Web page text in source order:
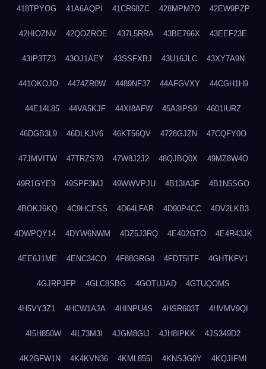
418TPYOG 41A6AQPI 41CR68ZC 428MPM7O 42EW9PZP
42HIOZNV 42QOZROE 437L5RRA 43BE766X 43EEF23E
43IP3TZ3 43OJ1AEY 43SSFXBJ 43U16JLC 43XY7A9N
441OKOJO 4474ZR0W 4489NF37 44AFGVXY 44CGH1H9
44E14L85 44VA5KJF 44XI8AFW 45A3IPS9 4601IURZ
46DGB3L9 46DLKJV6 46KT56QV 4728GJZN 47CQFY0O
47JMVITW 47TRZS70 47W8J2J2 48QJBQ0X 49MZ8W4O
49R1GYE9 49SPF3MJ 49WWVPJU 4B13IA3F 4B1N5SGO
4BOKJ6KQ 4C9HCESS 4D64LFAR 4D90P4CC 4DV2LKB3
4DWPQY14 4DYW6NWM 4DZ5J3RQ 4E402GTO 4E4R43JK
4EE6J1ME 4ENC34CO 4F88GRG8 4FDT5ITF 4GHTKFV1
4GJRPJFP 4GLC8SBG 4GOTUJAD 4GTUQOMS
4H5VY3Z1 4HCW1AJA 4HINPU4S 4HSR603T 4HVMV9QI
4I5H850W 4IL73M3I 4JGM8GIJ 4JH8IPKK 4JS349D2
4K2GFW1N 4K4KVN36 4KML855I 4KNS3G0Y 4KQJIFMI